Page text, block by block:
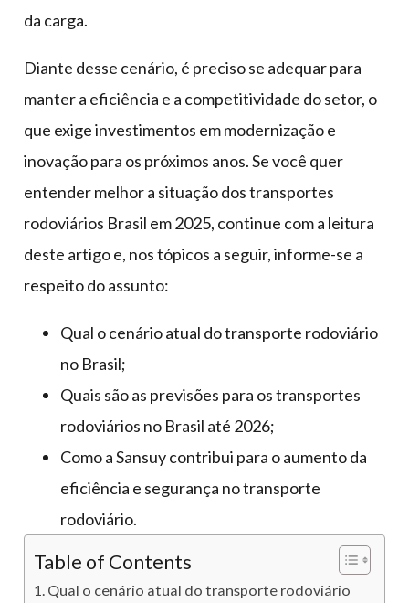
da carga.
Diante desse cenário, é preciso se adequar para
manter a eficiência e a competitividade do setor, o
que exige investimentos em modernização e
inovação para os próximos anos. Se você quer
entender melhor a situação dos transportes
rodoviários Brasil em 2025, continue com a leitura
deste artigo e, nos tópicos a seguir, informe-se a
respeito do assunto:
Qual o cenário atual do transporte rodoviário
no Brasil;
Quais são as previsões para os transportes
rodoviários no Brasil até 2026;
Como a Sansuy contribui para o aumento da
eficiência e segurança no transporte
rodoviário.
Table of Contents
Qual o cenário atual do transporte rodoviário